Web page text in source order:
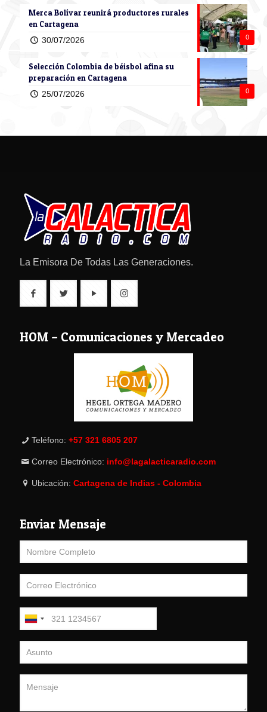
0
Merca Bolívar reunirá productores rurales
en Cartagena
30/07/2026
0
Selección Colombia de béisbol afina su
preparación en Cartagena
25/07/2026
La Emisora De Todas Las Generaciones.
HOM – Comunicaciones y Mercadeo
Teléfono: +57 321 6805 207
Correo Electrónico: info@lagalacticaradio.com
Ubicación: Cartagena de Indias - Colombia
Enviar Mensaje